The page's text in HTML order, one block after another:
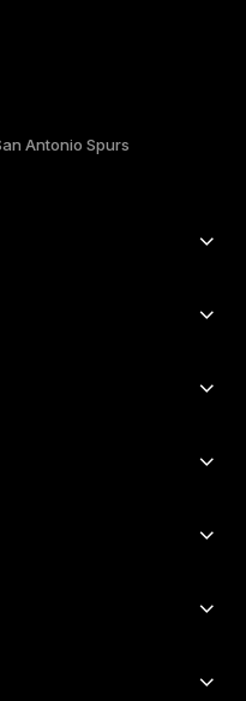
Antonio Spurs